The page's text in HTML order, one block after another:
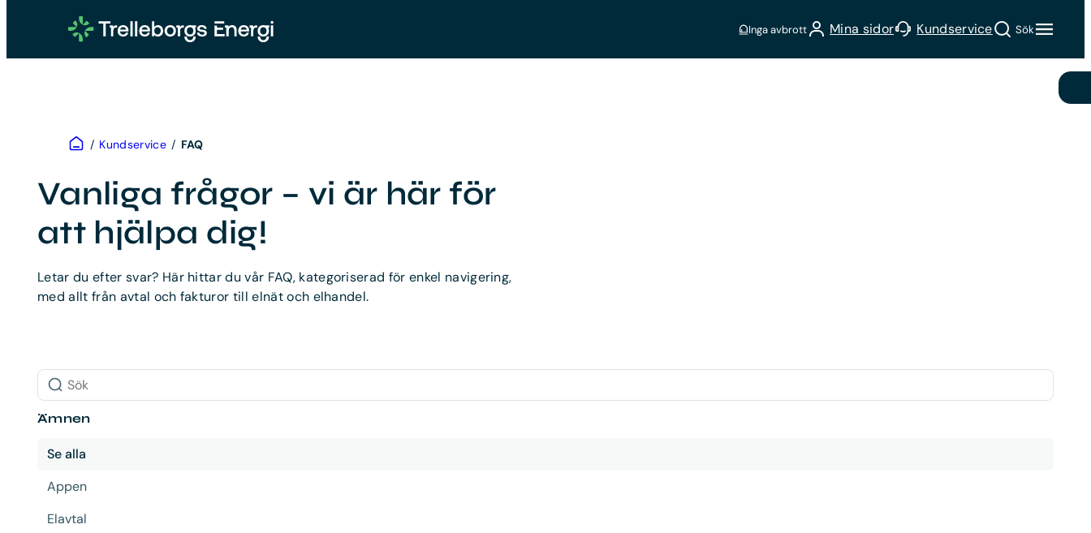
Inga avbrott Mina sidor Kundservice
Sök
Sök
Hem/ Kundservice / FAQ
Vanliga frågor – vi är här för
att hjälpa dig!
Letar du efter svar? Här hittar du vår FAQ, kategoriserad för enkel navigering,
med allt från avtal och fakturor till elnät och elhandel.
Sök
Ämnen
Se alla
Appen
Elavtal